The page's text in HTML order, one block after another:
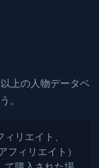
上の人物データベ
。
リエイト、
ィリエイト）